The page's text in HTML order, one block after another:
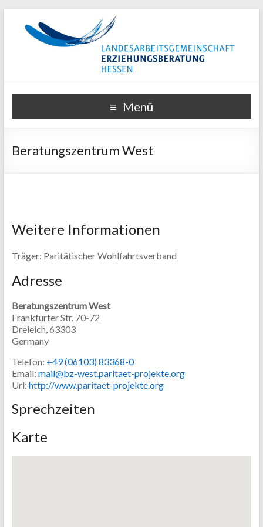
Menü
Beratungszentrum West
Weitere Informationen
Träger: Paritätischer Wohlfahrtsverband
Adresse
Beratungszentrum West
Frankfurter Str. 70-72
Dreieich,63303
Germany
Telefon: +49 (06103) 83368-0
Email: mail@bz-west.paritaet-projekte.org
Url: http://www.paritaet-projekte.org
Sprechzeiten
Karte